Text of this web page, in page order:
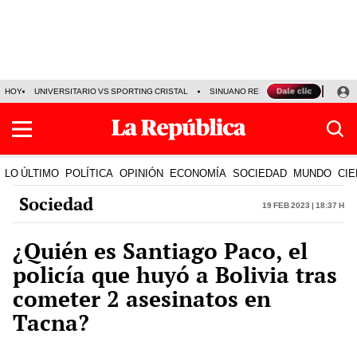
HOY UNIVERSITARIO VS SPORTING CRISTAL SINUANO RESULTADOS HOY
LO ÚLTIMO POLÍTICA OPINIÓN ECONOMÍA SOCIEDAD MUNDO
Sociedad 19 Feb 2023 | 18:37 h
¿Quién es Santiago Paco, el
policía que huyó a Bolivia tras
cometer 2 asesinatos en
Tacna?